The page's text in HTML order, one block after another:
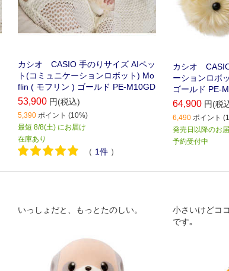
カシオ CASIO 手のりサイズ AIペッ
ト(コミュニケーションロボット) Mo
flin ( モフリン ) ゴールド PE-M10GD
53,900 円(税込)
5,390 ポイント (10%)
最短 8/8(土) にお届け
在庫あり
（ 1件 ）
カシオ
ーションロボ
ゴールド PE-
64,900 円(税
6,490 ポイント
発売日以降のお
予約受付中
いっしょだと、もっとたのしい。
小さいけどコ
です｡